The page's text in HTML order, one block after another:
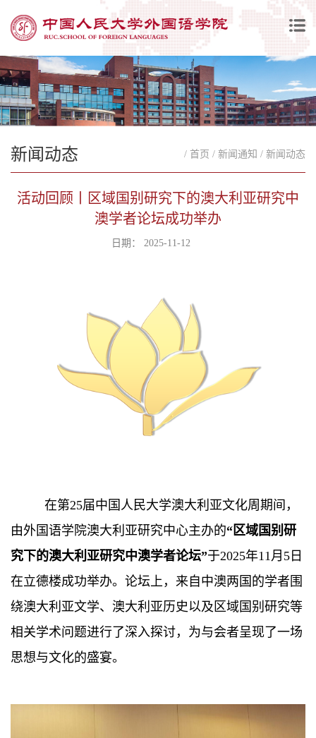
新闻动态 / 首页 / 新闻通知 / 新闻动态
活动回顾丨区域国别研究下的澳大利亚研究中
澳学者论坛成功举办
日期： 2025-11-12
在第25届中国人民大学澳大利亚文化周期间，
由外国语学院澳大利亚研究中心主办的“区域国别研
究下的澳大利亚研究中澳学者论坛”于2025年11月5日
在立德楼成功举办。论坛上，来自中澳两国的学者围
绕澳大利亚文学、澳大利亚历史以及区域国别研究等
相关学术问题进行了深入探讨，为与会者呈现了一场
思想与文化的盛宴。